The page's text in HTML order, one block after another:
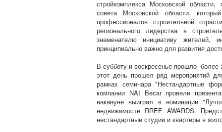
стройкомплекса Московской области,
совета Московской области,
профессионалов строительной
регионального лидерства в
знаменателю инициативу жителей,
принципиально важно для развития
В субботу и воскресенье прошло
этот день прошел ряд мероприятий
рамках семинара "Нестандартные
компании NAI Becar провели
накануне выиграл в номинации
недвижимости RREF AWARDS.
нестандартные студии и квартиры в